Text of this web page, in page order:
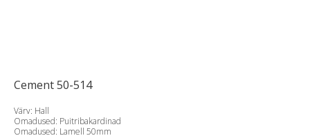
Cement 50-514
Värv: Hall
Omadused: Puitribakardinad
Omadused: Lamell 50mm